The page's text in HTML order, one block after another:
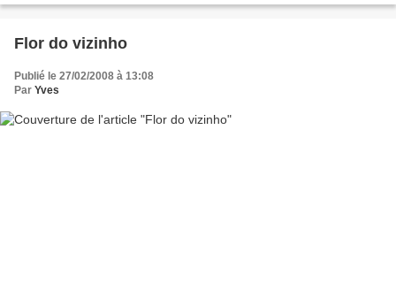
Flor do vizinho
Publié le 27/02/2008 à 13:08
Par Yves